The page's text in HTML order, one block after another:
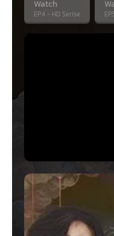
Watch
EP.4 - HD Serise